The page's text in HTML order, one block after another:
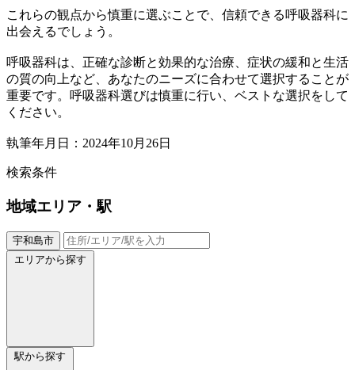
これらの観点から慎重に選ぶことで、信頼できる呼吸器科に
出会えるでしょう。
呼吸器科は、正確な診断と効果的な治療、症状の緩和と生活
の質の向上など、あなたのニーズに合わせて選択することが
重要です。呼吸器科選びは慎重に行い、ベストな選択をして
ください。
執筆年月日：2024年10月26日
検索条件
地域エリア・駅
宇和島市
エリアから探す
駅から探す